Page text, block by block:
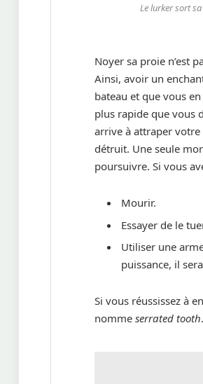
Le lurker sort
Noyer sa proie n’est
Ainsi, avoir un
bateau et que vous
plus rapide que vous
arrive à attraper votre
détruit. Une seule
poursuivre. Si vous
Mourir.
Essayer de le
Utiliser une
puissance, il
Si vous réussissez à
nommeserrated tooth